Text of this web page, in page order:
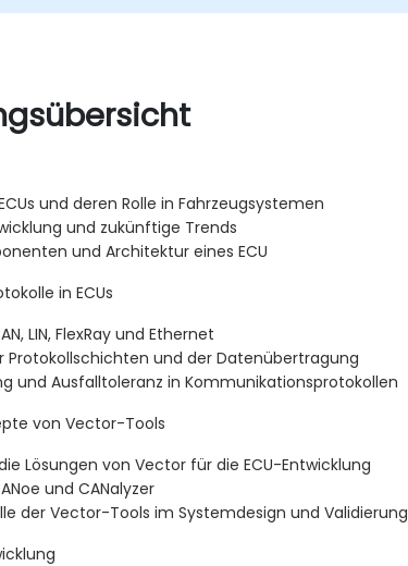
und deren Rolle in Fahrzeugsystemen
und zukünftige Trends
und Architektur eines ECU
in ECUs
LIN, FlexRay und Ethernet
Protokollschichten und der Datenübertragung
und Ausfalltoleranz in Kommunikationsprotokollen
von Vector-Tools
Lösungen von Vector für die ECU-Entwicklung
und CANalyzer
der Vector-Tools im Systemdesign und Validierung